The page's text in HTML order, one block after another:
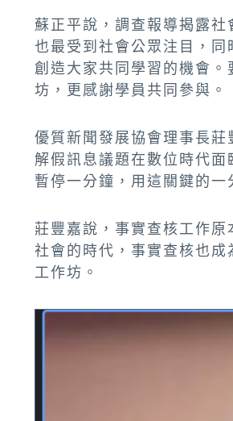
蘇正平說，調查報導揭露
也最受到社會公眾注目，同
創造大家共同學習的機會
坊，更感謝學員共同參與。
優質新聞發展協會理事長
解假訊息議題在數位時代
暫停一分鐘，用這關鍵的
莊豐嘉說，事實查核工作
社會的時代，事實查核也
工作坊。